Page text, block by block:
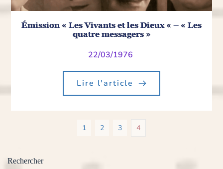
Émission « Les Vivants et les Dieux « – « Les
quatre messagers »
22/03/1976
Lire l'article
1 2 3 4
Rechercher